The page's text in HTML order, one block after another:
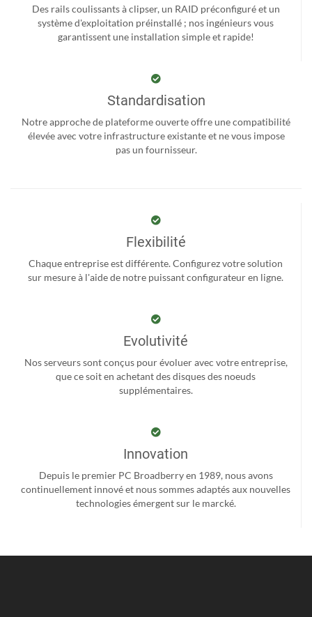
Des rails coulissants à clipser, un RAID préconfiguré et un
système d'exploitation préinstallé ; nos ingénieurs vous
garantissent une installation simple et rapide!
Standardisation
Notre approche de plateforme ouverte offre une compatibilité
élevée avec votre infrastructure existante et ne vous impose
pas un fournisseur.
Flexibilité
Chaque entreprise est différente. Configurez votre solution
sur mesure à l'aide de notre puissant configurateur en ligne.
Evolutivité
Nos serveurs sont conçus pour évoluer avec votre entreprise,
que ce soit en achetant des disques des noeuds
supplémentaires.
Innovation
Depuis le premier PC Broadberry en 1989, nous avons
continuellement innové et nous sommes adaptés aux nouvelles
technologies émergent sur le marcké.